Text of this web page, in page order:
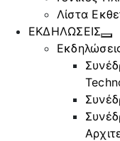
Λίστα
ΕΚΔΗΛΩΣΕΙΣ